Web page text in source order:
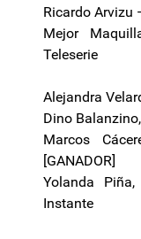
Ricardo Arvizu
Mejor
Teleserie
Alejandra
Dino
Marcos
[GANADOR]
Yolanda
Instante